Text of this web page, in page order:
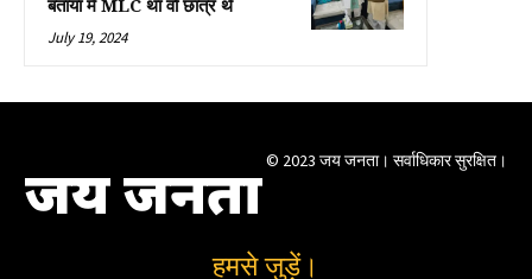
बताया मैं MLC था वो छात्र थे
July 19, 2024
जय जनता © 2023 जय जनता। सर्वाधिकार सुरक्षित।
हमसे जुड़ें।